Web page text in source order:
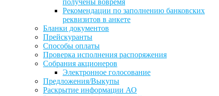
получены вовремя
Рекомендации по заполнению банковских
реквизитов в анкете
Бланки документов
Прейскуранты
Способы оплаты
Проверка исполнения распоряжения
Собрания акционеров
Электронное голосование
Предложения/Выкупы
Раскрытие информации АО